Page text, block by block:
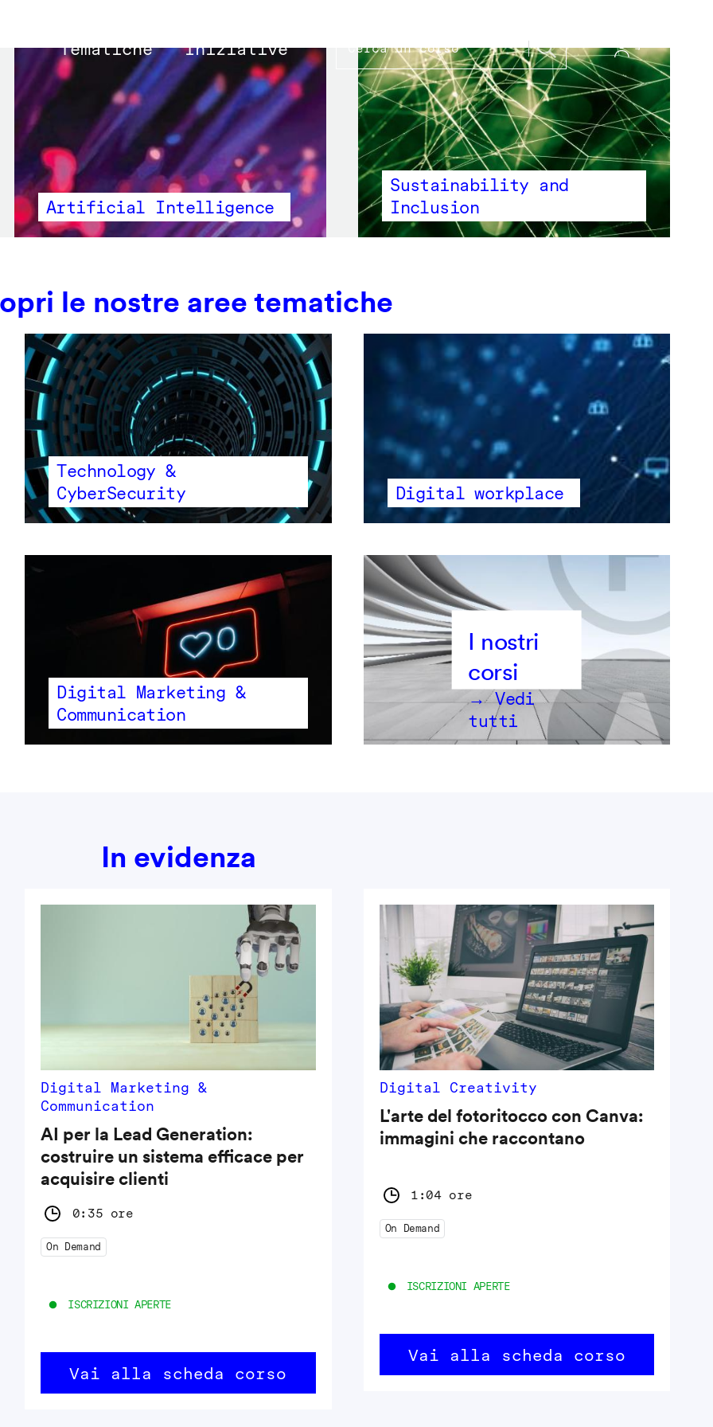
Main
navigation
Tematiche Iniziative
Artificial Intelligence
Sustainability and
Inclusion
le nostre aree tematiche
Technology &
CyberSecurity
Digital workplace
Digital Marketing &
Communication
→ Vedi
tutti
In evidenza
Digital Marketing &
Communication
AI per la Lead Generation:
costruire un sistema efficace per
acquisire clienti
0:35 ore
On Demand
ISCRIZIONI APERTE
Vai alla scheda corso
Digital Creativity
L'arte del fotoritocco con Canva:
immagini che raccontano
1:04 ore
On Demand
ISCRIZIONI APERTE
Vai alla scheda corso